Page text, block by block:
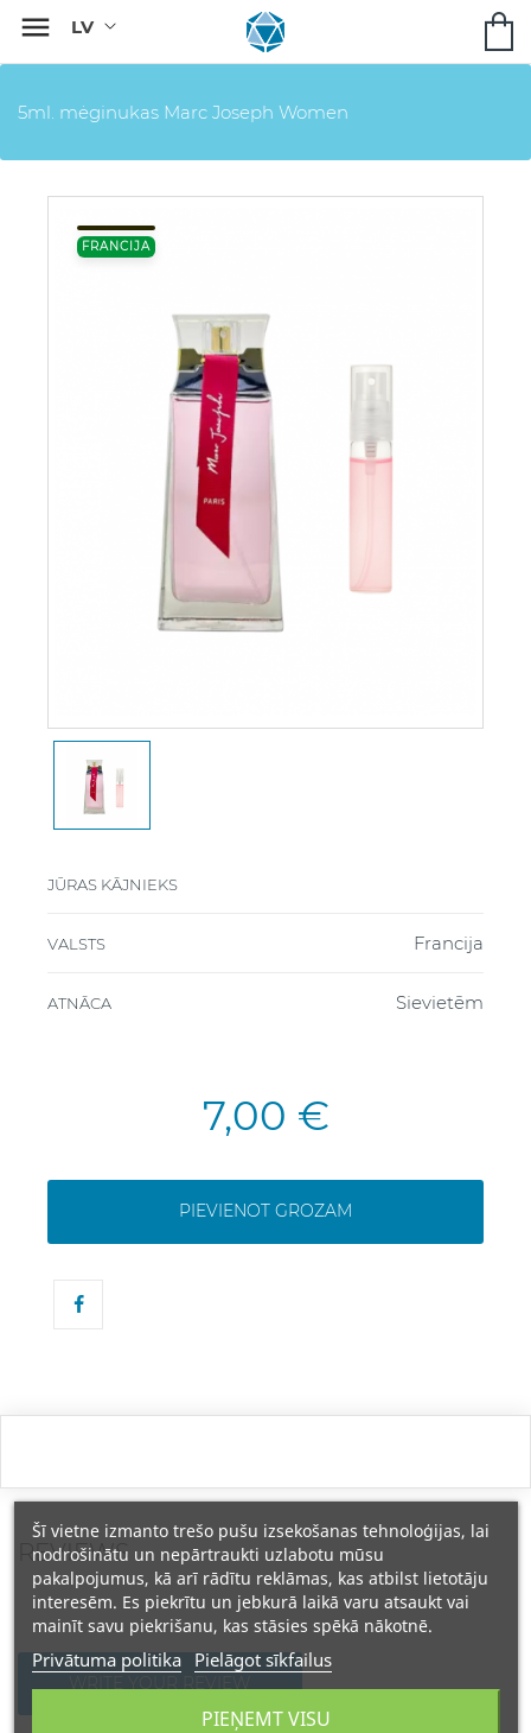

5ml. mėginukas Marc Joseph Women
FRANCIJA
JŪRAS KĀJNIEKS
VALSTS Francija
ATNĀCA Sievietēm
7,00 €
PIEVIENOT GROZAM
REVIEWS
WRITE YOUR REVIEW
Šī vietne izmanto trešo pušu izsekošanas tehnoloģijas, lai
nodrošinātu un nepārtraukti uzlabotu mūsu
pakalpojumus, kā arī rādītu reklāmas, kas atbilst lietotāju
interesēm. Es piekrītu un jebkurā laikā varu atsaukt vai
mainīt savu piekrišanu, kas stāsies spēkā nākotnē.
Privātuma politika Pielāgot sīkfailus
PIEŅEMT VISU